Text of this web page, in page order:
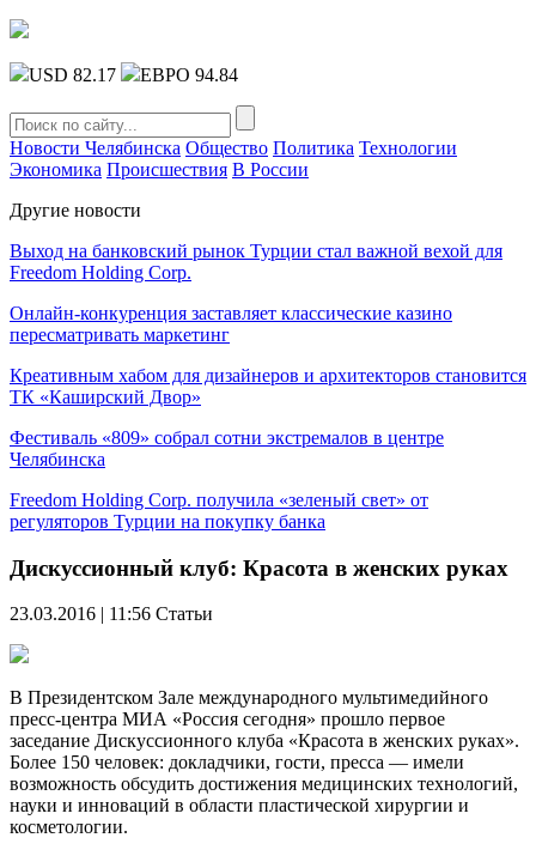
USD 82.17 ЕВРО 94.84
Новости Челябинска Общество Политика Технологии
Экономика Происшествия В России
Другие новости
Выход на банковский рынок Турции стал важной вехой для
Freedom Holding Corp.
Онлайн-конкуренция заставляет классические казино
пересматривать маркетинг
Креативным хабом для дизайнеров и архитекторов становится
ТК «Каширский Двор»
Фестиваль «809» собрал сотни экстремалов в центре
Челябинска
Freedom Holding Corp. получила «зеленый свет» от
регуляторов Турции на покупку банка
Дискуссионный клуб: Красота в женских руках
23.03.2016 | 11:56 Статьи
В Президентском Зале международного мультимедийного
пресс-центра МИА «Россия сегодня» прошло первое
заседание Дискуссионного клуба «Красота в женских руках».
Более 150 человек: докладчики, гости, пресса — имели
возможность обсудить достижения медицинских технологий,
науки и инноваций в области пластической хирургии и
косметологии.